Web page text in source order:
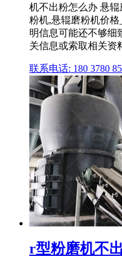
机不出粉怎么办 悬
粉机,悬辊磨粉机价
明信息可能还不够细
关信息或索取相关资
联系电话: 180 3780
r型粉磨机不